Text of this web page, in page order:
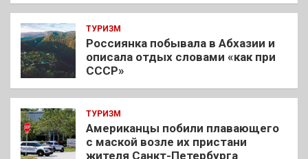
ТУРИЗМ
Россиянка побывала в Абхазии и
описала отдых словами «как при
СССР»
ТУРИЗМ
Американцы побили плавающего
с маской возле их пристани
жителя Санкт-Петербурга